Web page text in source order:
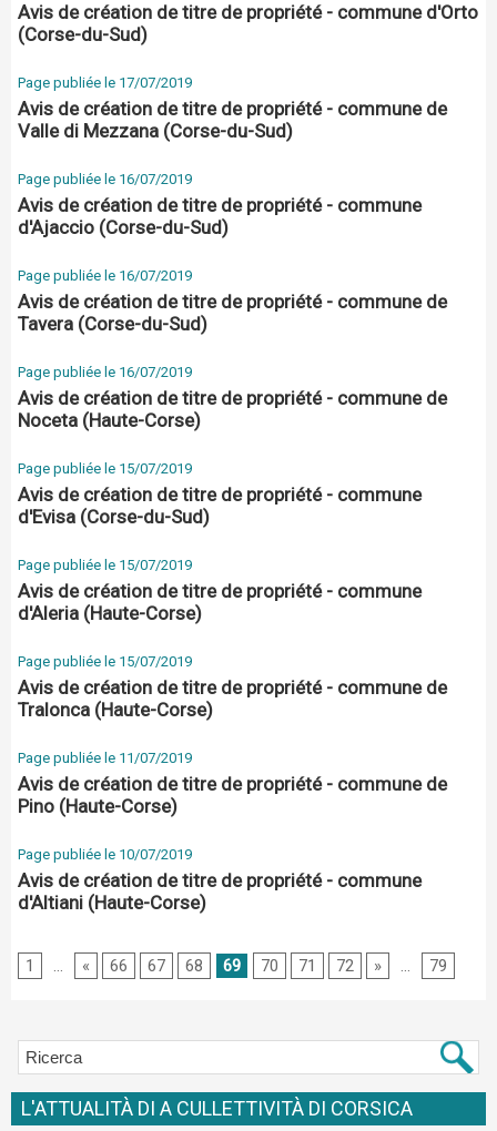
Avis de création de titre de propriété - commune d'Orto
(Corse-du-Sud)
Page publiée le 17/07/2019
Avis de création de titre de propriété - commune de
Valle di Mezzana (Corse-du-Sud)
Page publiée le 16/07/2019
Avis de création de titre de propriété - commune
d'Ajaccio (Corse-du-Sud)
Page publiée le 16/07/2019
Avis de création de titre de propriété - commune de
Tavera (Corse-du-Sud)
Page publiée le 16/07/2019
Avis de création de titre de propriété - commune de
Noceta (Haute-Corse)
Page publiée le 15/07/2019
Avis de création de titre de propriété - commune
d'Evisa (Corse-du-Sud)
Page publiée le 15/07/2019
Avis de création de titre de propriété - commune
d'Aleria (Haute-Corse)
Page publiée le 15/07/2019
Avis de création de titre de propriété - commune de
Tralonca (Haute-Corse)
Page publiée le 11/07/2019
Avis de création de titre de propriété - commune de
Pino (Haute-Corse)
Page publiée le 10/07/2019
Avis de création de titre de propriété - commune
d'Altiani (Haute-Corse)
1 ... « 66 67 68 69 70 71 72 » ... 79
L'ATTUALITÀ DI A CULLETTIVITÀ DI CORSICA